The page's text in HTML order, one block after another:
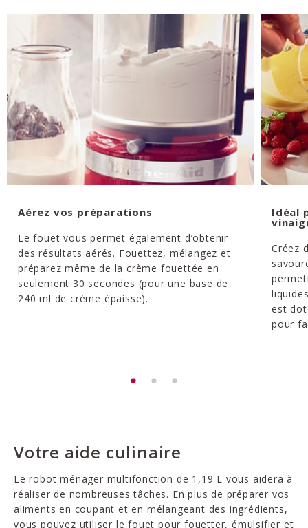
Aérez vos préparations
Le fouet vous permet également d’obtenir
des résultats aérés. Fouettez, mélangez et
préparez même de la crème fouettée en
seulement 30 secondes (pour une base de
240 ml de crème épaisse).
Idéal
Créez
est
pour
Votre aide culinaire
Le robot ménager multifonction de 1,19 L vous aidera à
réaliser de nombreuses tâches. En plus de préparer vos
aliments en coupant et en mélangeant des ingrédients,
vous pouvez utiliser le fouet pour fouetter, émulsifier et